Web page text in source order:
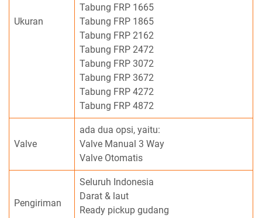
Ukuran
Tabung FRP 1665
Tabung FRP 1865
Tabung FRP 2162
Tabung FRP 2472
Tabung FRP 3072
Tabung FRP 3672
Tabung FRP 4272
Tabung FRP 4872
Valve
ada dua opsi, yaitu:
Valve Manual 3 Way
Valve Otomatis
Pengiriman
Seluruh Indonesia
Darat & laut
Ready pickup gudang